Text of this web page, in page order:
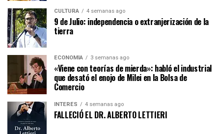
CULTURA 4 semanas ago
9 de Julio: independencia o extranjerización de la
tierra
ECONOMÍA 3 semanas ago
«Viene con teorías de mierda»: habló el industrial
que desató el enojo de Milei en la Bolsa de
Comercio
INTERÉS 4 semanas ago
FALLECIÓ EL DR. ALBERTO LETTIERI